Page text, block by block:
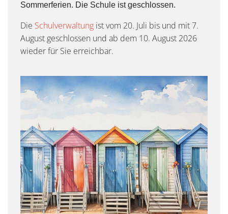
Sommerferien. Die Schule ist geschlossen.
Die Schulverwaltung ist vom 20. Juli bis und mit 7.
August geschlossen und ab dem 10. August 2026
wieder für Sie erreichbar.